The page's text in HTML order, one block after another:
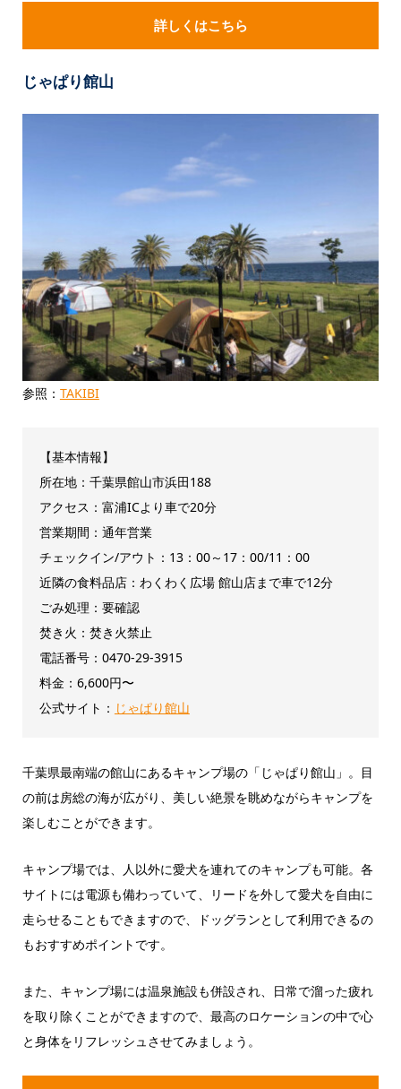
詳しくはこちら
じゃぱり館山
参照： TAKIBI
【基本情報】
所在地：千葉県館山市浜田188
アクセス：富浦ICより車で20分
営業期間：通年営業
チェックイン/アウト：13：00～17：00/11：00
近隣の食料品店：わくわく広場 館山店まで車で12分
ごみ処理：要確認
焚き火：焚き火禁止
電話番号：0470-29-3915
料金：6,600円〜
公式サイト： じゃぱり館山
千葉県最南端の館山にあるキャンプ場の「じゃぱり館山」。目
の前は房総の海が広がり、美しい絶景を眺めながらキャンプを
楽しむことができます。
キャンプ場では、人以外に愛犬を連れてのキャンプも可能。各
サイトには電源も備わっていて、リードを外して愛犬を自由に
走らせることもできますので、ドッグランとして利用できるの
もおすすめポイントです。
また、キャンプ場には温泉施設も併設され、日常で溜った疲れ
を取り除くことができますので、最高のロケーションの中で心
と身体をリフレッシュさせてみましょう。